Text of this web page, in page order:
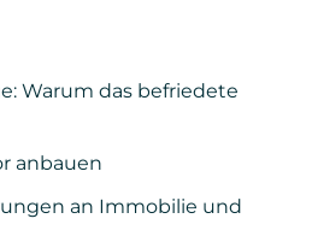
Warum das befriedete
anbauen
an Immobilie und